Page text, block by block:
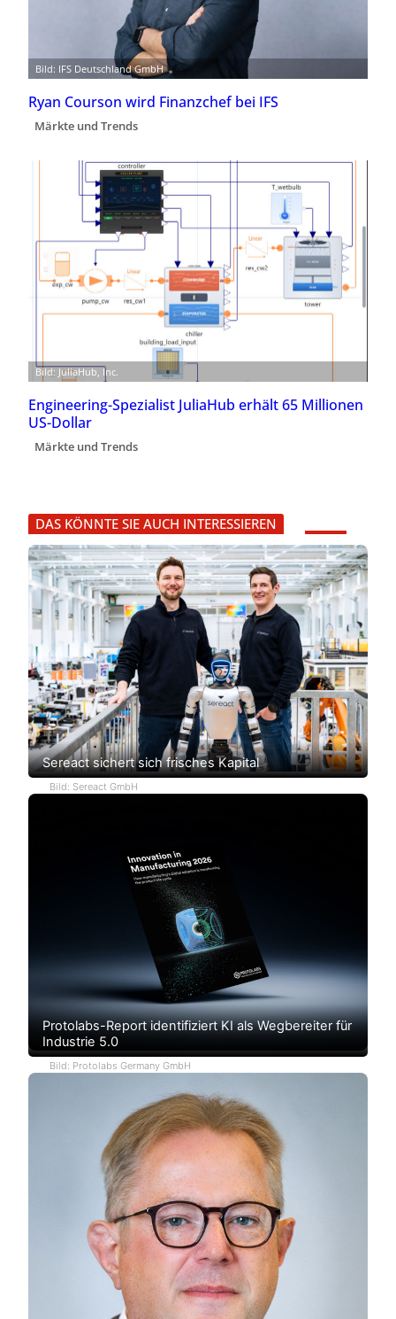
Bild: IFS Deutschland GmbH
Ryan Courson wird Finanzchef bei IFS
Märkte und Trends
Bild: JuliaHub, Inc.
Engineering-Spezialist JuliaHub erhält 65 Millionen
US-Dollar
Märkte und Trends
DAS KÖNNTE SIE AUCH INTERESSIEREN
Sereact sichert sich frisches Kapital
Bild: Sereact GmbH
Protolabs-Report identifiziert KI als Wegbereiter für
Industrie 5.0
Bild: Protolabs Germany GmbH